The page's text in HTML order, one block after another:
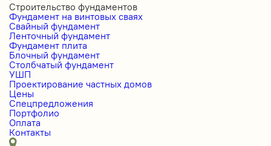
Строительство фундаментов
Фундамент на винтовых сваях
Свайный фундамент
Ленточный фундамент
Фундамент плита
Блочный фундамент
Столбчатый фундамент
УШП
Проектирование частных домов
Цены
Спецпредложения
Портфолио
Оплата
Контакты